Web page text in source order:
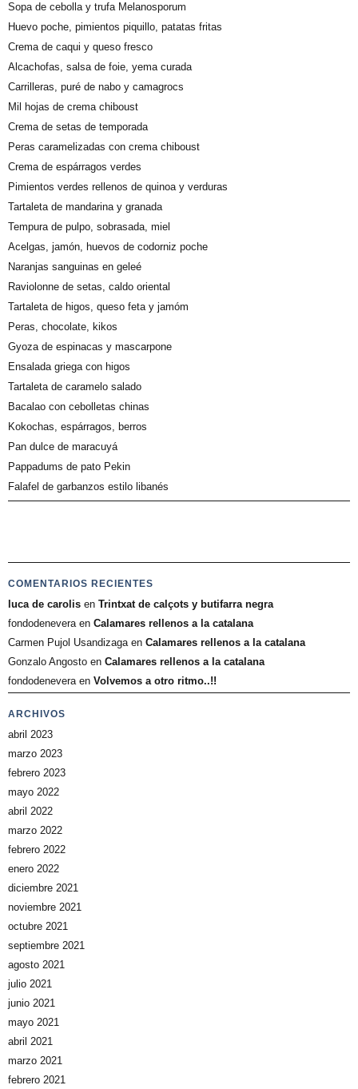
Sopa de cebolla y trufa Melanosporum
Huevo poche, pimientos piquillo, patatas fritas
Crema de caqui y queso fresco
Alcachofas, salsa de foie, yema curada
Carrilleras, puré de nabo y camagrocs
Mil hojas de crema chiboust
Crema de setas de temporada
Peras caramelizadas con crema chiboust
Crema de espárragos verdes
Pimientos verdes rellenos de quinoa y verduras
Tartaleta de mandarina y granada
Tempura de pulpo, sobrasada, miel
Acelgas, jamón, huevos de codorniz poche
Naranjas sanguinas en geleé
Raviolonne de setas, caldo oriental
Tartaleta de higos, queso feta y jamóm
Peras, chocolate, kikos
Gyoza de espinacas y mascarpone
Ensalada griega con higos
Tartaleta de caramelo salado
Bacalao con cebolletas chinas
Kokochas, espárragos, berros
Pan dulce de maracuyá
Pappadums de pato Pekin
Falafel de garbanzos estilo libanés
COMENTARIOS RECIENTES
luca de carolis en Trintxat de calçots y butifarra negra
fondodeneveraen Calamares rellenos a la catalana
Carmen Pujol Usandizagaen Calamares rellenos a la catalana
Gonzalo Angosto en Calamares rellenos a la catalana
fondodeneveraen Volvemos a otro ritmo..!!
ARCHIVOS
abril 2023
marzo 2023
febrero 2023
mayo 2022
abril 2022
marzo 2022
febrero 2022
enero 2022
diciembre 2021
noviembre 2021
octubre 2021
septiembre 2021
agosto 2021
julio 2021
junio 2021
mayo 2021
abril 2021
marzo 2021
febrero 2021